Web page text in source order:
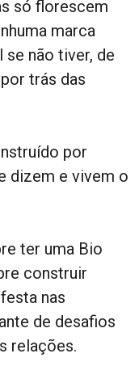
só florescem
marca
não tiver, de
trás das
por
dizem e vivem o
ter uma Bio
construir
nas
de desafios
relações.